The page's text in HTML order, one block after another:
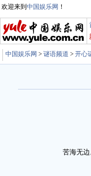
欢迎来到 中国娱乐网 ！
中国娱乐网 > 谜语频道 > 开心
苦海无边